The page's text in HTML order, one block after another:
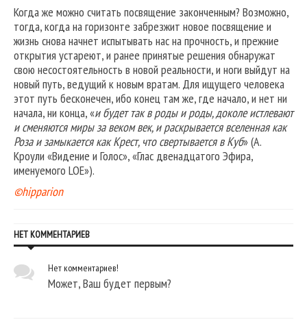
Когда же можно считать посвящение законченным? Возможно,
тогда, когда на горизонте забрезжит новое посвящение и
жизнь снова начнет испытывать нас на прочность, и прежние
открытия устареют, и ранее принятые решения обнаружат
свою несостоятельность в новой реальности, и ноги выйдут на
новый путь, ведущий к новым вратам. Для ищущего человека
этот путь бесконечен, ибо конец там же, где начало, и нет ни
начала, ни конца, «и будет так в роды и роды, доколе истлевают
и сменяются миры за веком век, и раскрывается вселенная как
Роза и замыкается как Крест, что свертывается в Куб» (А.
Кроули «Видение и Голос», «Глас двенадцатого Эфира,
именуемого LOE»).
©hipparion
НЕТ КОММЕНТАРИЕВ
Нет комментариев!
Может, Ваш будет первым?